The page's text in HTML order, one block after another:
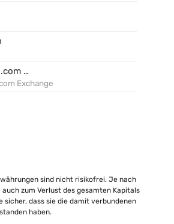
Crypto.com Exchange
Exchange
sind nicht risikofrei. Je nach
zum Verlust des gesamten Kapitals
sicher, dass sie die damit verbundenen
haben.